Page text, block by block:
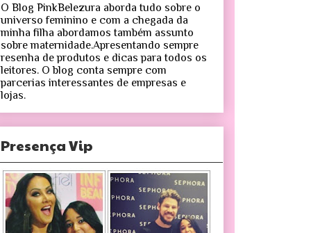
O Blog PinkBelezura aborda tudo sobre o
universo feminino e com a chegada da
minha filha abordamos também assunto
sobre maternidade.Apresentando sempre
resenha de produtos e dicas para todos os
leitores. O blog conta sempre com
parcerias interessantes de empresas e
lojas.
Presença Vip